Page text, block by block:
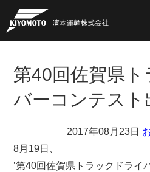
第40回佐賀県
バーコンテスト
2017年08月23日
8月19日、
’第40回佐賀県トラックドライ